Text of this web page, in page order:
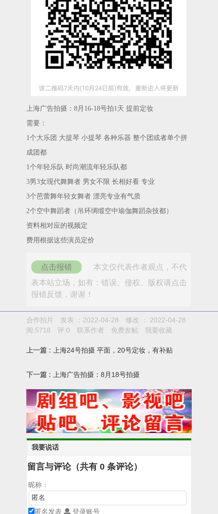
上海广告拍摄：8月16-18号拍1天 提前定妆
需要：
1个大乐团 大提琴 小提琴 各种乐器 整个团或者单个拼
成团都
1个年轻乐队 时尚潮流年轻乐队都
3男3女现代舞舞者 男女不限 长相好看 专业
3个芭蕾舞年轻女舞者 漂亮专业有气质
2个空中舞蹈者（吊环绸缎空中瑜伽舞蹈杂技都）
资料相对应的视频定
费用根据这些演员定价
点击报错
本文仅代表作者观点，不代
表本站立场，如有：错误、侵权、版权请点击
报错反馈，谢谢！
合作拍片 发表 ：2022-04-28 修改 ：
2022-04-28
阅:5718 评:0 联系作者 免费发帖 我要收藏
上一篇 : 上海24号拍摄 平面，20号定妆，有补贴
下一篇 : 上海广告拍摄：8月18号拍摄
我要说话
留言与评论（共有 0 条评论）
昵称：
匿名发表 登录账号